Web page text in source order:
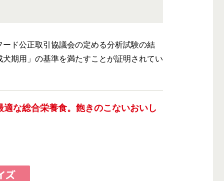
ド公正取引協議会の定める分析試験の結
期用」の基準を満たすことが証明されてい
適な総合栄養食。飽きのこないおいし